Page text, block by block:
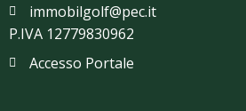
immobilgolf@pec.it
P.IVA 12779830962
Accesso Portale